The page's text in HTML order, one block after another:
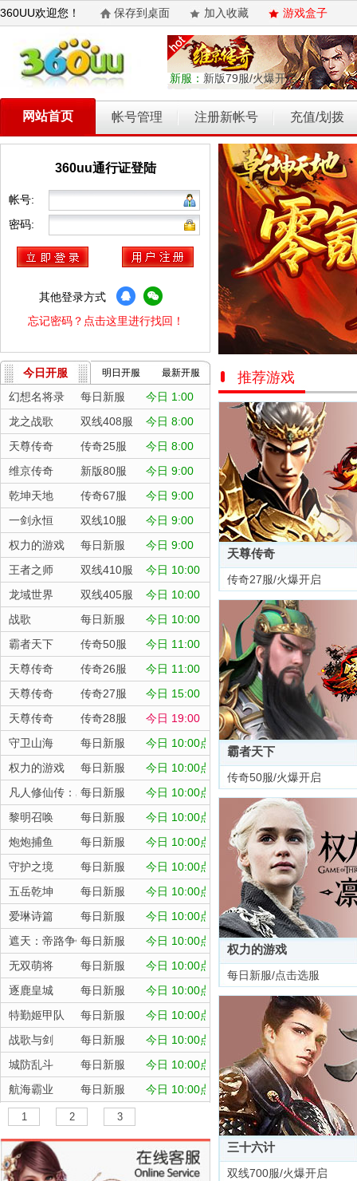
360UU欢迎您！ 保存到桌面 加入收藏 游戏盒子
新服： 新版79服/火爆开启
网站首页 帐号管理 注册新帐号 充值/划拨
360uu通行证登陆
帐号:
密码:
其他登录方式
忘记密码？点击这里进行找回！
今日开服 明日开服 最新开服
幻想名将录 每日新服
今日 1:00
龙之战歌
双线408服
今日 8:00
天尊传奇
传奇25服
今日 8:00
维京传奇
新版80服
今日 9:00
乾坤天地
传奇67服
今日 9:00
一剑永恒
双线10服
今日 9:00
权力的游戏
每日新服
今日 9:00
王者之师
双线410服
今日 10:00
龙域世界
双线405服
今日 10:00
战歌
每日新服
今日 10:00
霸者天下
传奇50服
今日 11:00
天尊传奇
传奇26服
今日 11:00
天尊传奇
传奇27服
今日 15:00
天尊传奇
传奇28服
今日 19:00
守卫山海
每日新服
今日 10:00点
权力的游戏
每日新服
今日 10:00点
凡人修仙传：星海飞驰
每日新服
今日 10:00点
黎明召唤
每日新服
今日 10:00点
炮炮捕鱼
每日新服
今日 10:00点
守护之境
每日新服
今日 10:00点
五岳乾坤
每日新服
今日 10:00点
爱琳诗篇
每日新服
今日 10:00点
遮天：帝路争锋每日新服
今日 10:00点
无双萌将
每日新服
今日 10:00点
逐鹿皇城
每日新服
今日 10:00点
特勤姬甲队
每日新服
今日 10:00点
战歌与剑
每日新服
今日 10:00点
城防乱斗
每日新服
今日 10:00点
航海霸业
每日新服
今日 10:00点
晴空双子
每日新服
深渊契约
每日新服
今日 10:00点
坠落守望者
今日 10:00点
1 2 3
乾坤天地
开天西游
霸者归来
权力的游戏
维京传奇
推荐游戏
天尊传奇
传奇27服/火爆开启
霸者天下
传奇50服/火爆开启
权力的游戏
每日新服/点击选服
三十六计
双线700服/火爆开启